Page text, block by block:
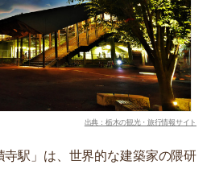
出典：栃木の観光・旅行情報サイト
駅」は、世界的な建築家の隈研